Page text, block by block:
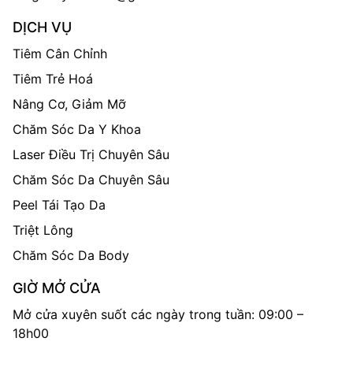
DỊCH VỤ
Tiêm Cân Chỉnh
Tiêm Trẻ Hoá
Nâng Cơ, Giảm Mỡ
Chăm Sóc Da Y Khoa
Laser Điều Trị Chuyên Sâu
Chăm Sóc Da Chuyên Sâu
Peel Tái Tạo Da
Triệt Lông
Chăm Sóc Da Body
GIỜ MỞ CỬA
Mở cửa xuyên suốt các ngày trong tuần: 09:00 –
18h00